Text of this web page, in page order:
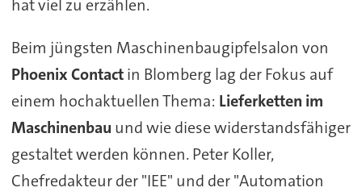
hat viel zu erzählen.
Beim jüngsten Maschinenbaugipfelsalon von
Phoenix Contactin Blomberg lag der Fokus auf
einem hochaktuellen Thema: Lieferketten im
Maschinenbau und wie diese widerstandsfähiger
gestaltet werden können. Peter Koller,
Chefredakteur der "IEE" und der "Automation